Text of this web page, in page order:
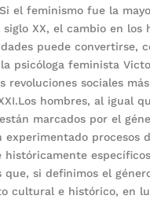
el feminismo fue la
siglo XX, el cambio en los
puede convertirse,
psicóloga feminista
revoluciones sociales
hombres, al igual
marcados por el
experimentado procesos
históricamente
que, si definimos el
cultural e histórico, en